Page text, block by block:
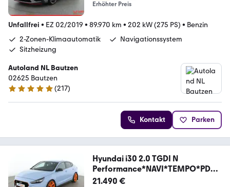
Erhöhter Preis
Unfallfrei • EZ 02/2019 • 89.970 km • 202 kW (275 PS) • Benzin
2-Zonen-Klimaautomatik
Navigationssystem
Sitzheizung
Autoland NL Bautzen
02625 Bautzen
4.8 Sterne
(217)
Kontakt Parken
Hyundai i30 2.0 TGDI N
Performance*NAVI*TEMPO*PDC*
SHZ*
21.490 €